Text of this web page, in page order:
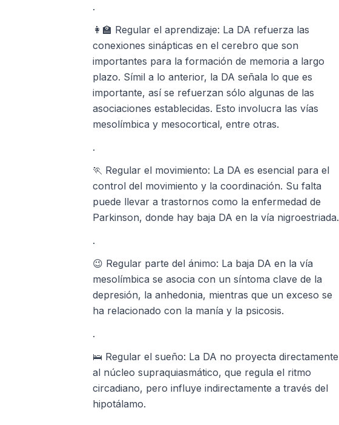
.
👩‍🏫 Regular el aprendizaje: La DA refuerza las
conexiones sinápticas en el cerebro que son
importantes para la formación de memoria a largo
plazo. Símil a lo anterior, la DA señala lo que es
importante, así se refuerzan sólo algunas de las
asociaciones establecidas. Esto involucra las vías
mesolímbica y mesocortical, entre otras.
.
🏃 Regular el movimiento: La DA es esencial para el
control del movimiento y la coordinación. Su falta
puede llevar a trastornos como la enfermedad de
Parkinson, donde hay baja DA en la vía nigroestriada.
.
😉 Regular parte del ánimo: La baja DA en la vía
mesolímbica se asocia con un síntoma clave de la
depresión, la anhedonia, mientras que un exceso se
ha relacionado con la manía y la psicosis.
.
🛌 Regular el sueño: La DA no proyecta directamente
al núcleo supraquiasmático, que regula el ritmo
circadiano, pero influye indirectamente a través del
hipotálamo.